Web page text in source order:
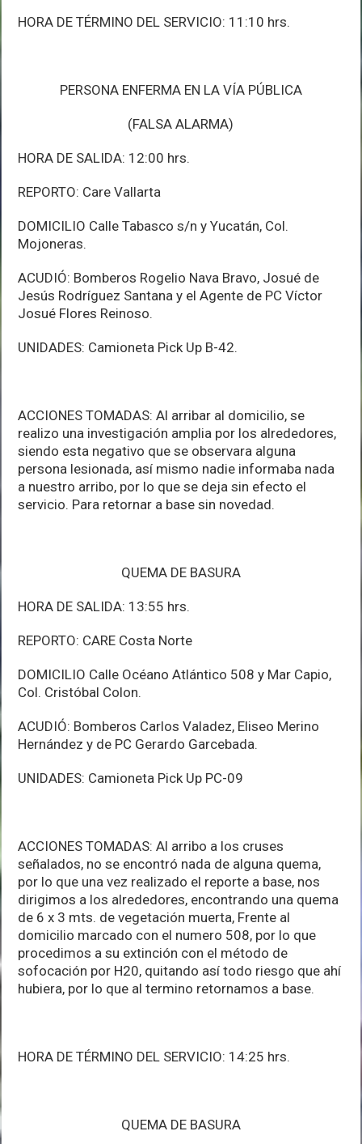
HORA DE TÉRMINO DEL SERVICIO: 11:10 hrs.
PERSONA ENFERMA EN LA VÍA PÚBLICA
(FALSA ALARMA)
HORA DE SALIDA: 12:00 hrs.
REPORTO: Care Vallarta
DOMICILIO Calle Tabasco s/n y Yucatán, Col.
Mojoneras.
ACUDIÓ: Bomberos Rogelio Nava Bravo, Josué de
Jesús Rodríguez Santana y el Agente de PC Víctor
Josué Flores Reinoso.
UNIDADES: Camioneta Pick Up B-42.
ACCIONES TOMADAS: Al arribar al domicilio, se
realizo una investigación amplia por los alrededores,
siendo esta negativo que se observara alguna
persona lesionada, así mismo nadie informaba nada
a nuestro arribo, por lo que se deja sin efecto el
servicio. Para retornar a base sin novedad.
QUEMA DE BASURA
HORA DE SALIDA: 13:55 hrs.
REPORTO: CARE Costa Norte
DOMICILIO Calle Océano Atlántico 508 y Mar Capio,
Col. Cristóbal Colon.
ACUDIÓ: Bomberos Carlos Valadez, Eliseo Merino
Hernández y de PC Gerardo Garcebada.
UNIDADES: Camioneta Pick Up PC-09
ACCIONES TOMADAS: Al arribo a los cruses
señalados, no se encontró nada de alguna quema,
por lo que una vez realizado el reporte a base, nos
dirigimos a los alrededores, encontrando una quema
de 6 x 3 mts. de vegetación muerta, Frente al
domicilio marcado con el numero 508, por lo que
procedimos a su extinción con el método de
sofocación por H20, quitando así todo riesgo que ahí
hubiera, por lo que al termino retornamos a base.
HORA DE TÉRMINO DEL SERVICIO: 14:25 hrs.
QUEMA DE BASURA